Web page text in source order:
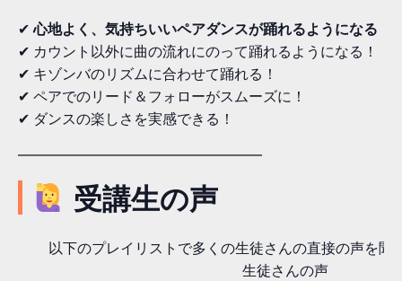
✔心地よく、気持ちいいペアダンスが踊れるようになる！
✔ カウント以外に曲の流れにのって踊れるようになる！
✔ キゾンバのリズムに合わせて踊れる！
✔ ペアでのリード＆フォローがスムーズに！
✔ ダンスの楽しさを実感できる！
━━━━━━━━━━━━━━━━━
受講生の声
以下のプレイリストで多くの生徒さんの直接の声を聞
生徒さんの声